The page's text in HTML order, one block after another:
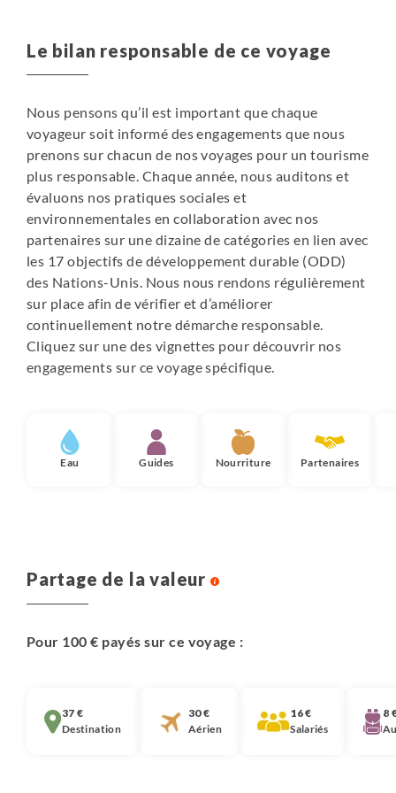
tente montée.
> Deux tentes mess, une petite pour la cuisine et une
> Une tente WC simple sera installée par les équipes
locales le soir au bivouac.
> Chaises pliantes et tables
CHAMBRE et TENTE SINGLE
Sur ce voyage, la demande de single (sous réserve de
disponibilité) doit être faite dès votre inscription, elle
vous sera facturée lors de l’acceptation de votre dossier.
*Les nuitées en bivouac pourront être remplacées par
des nuits en gîtes si les autorités locales nous l’imposent.
Le bilan responsable de ce voyage
Nous pensons qu’il est important que chaque
voyageur soit informé des engagements que nous
prenons sur chacun de nos voyages pour un tourisme
plus responsable. Chaque année, nous auditons et
évaluons nos pratiques sociales et
environnementales en collaboration avec nos
partenaires sur une dizaine de catégories en lien avec
les 17 objectifs de développement durable (ODD)
des Nations-Unis. Nous nous rendons régulièrement
sur place afin de vérifier et d’améliorer
continuellement notre démarche responsable.
Cliquez sur une des vignettes pour découvrir nos
engagements sur ce voyage spécifique.
Eau Guides Nourriture Partenaires
Partage de la valeur
Pour 100 € payés sur ce voyage :
37 €
Destination
30 €
Aérien
16 €
Salariés
8